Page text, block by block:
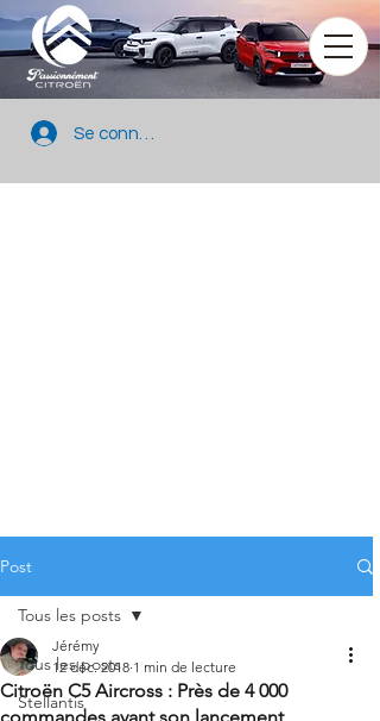
Se connecter
Post
Tous les posts
Stellantis
Tous les posts
Citroën C5 Aircross : Près de 4 000
Jérémy
12 déc. 2018 1 min de lecture